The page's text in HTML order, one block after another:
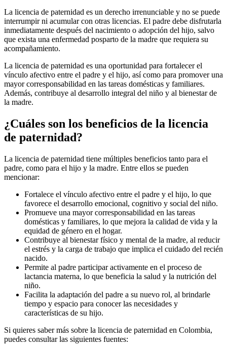
La licencia de paternidad es un derecho irrenunciable y no se puede
interrumpir ni acumular con otras licencias. El padre debe disfrutarla
inmediatamente después del nacimiento o adopción del hijo, salvo
que exista una enfermedad posparto de la madre que requiera su
acompañamiento.
La licencia de paternidad es una oportunidad para fortalecer el
vínculo afectivo entre el padre y el hijo, así como para promover una
mayor corresponsabilidad en las tareas domésticas y familiares.
Además, contribuye al desarrollo integral del niño y al bienestar de
la madre.
¿Cuáles son los beneficios de la licencia
de paternidad?
La licencia de paternidad tiene múltiples beneficios tanto para el
padre, como para el hijo y la madre. Entre ellos se pueden
mencionar:
Fortalece el vínculo afectivo entre el padre y el hijo, lo que
favorece el desarrollo emocional, cognitivo y social del niño.
Promueve una mayor corresponsabilidad en las tareas
domésticas y familiares, lo que mejora la calidad de vida y la
equidad de género en el hogar.
Contribuye al bienestar físico y mental de la madre, al reducir
el estrés y la carga de trabajo que implica el cuidado del recién
nacido.
Permite al padre participar activamente en el proceso de
lactancia materna, lo que beneficia la salud y la nutrición del
niño.
Facilita la adaptación del padre a su nuevo rol, al brindarle
tiempo y espacio para conocer las necesidades y
características de su hijo.
Si quieres saber más sobre la licencia de paternidad en Colombia,
puedes consultar las siguientes fuentes: